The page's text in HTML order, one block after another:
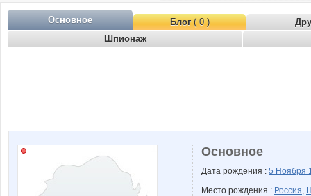
Основное Блог( 0 )
Шпионаж
Основное
Дата рождения : 5 Ноября
Место рождения : Россия,